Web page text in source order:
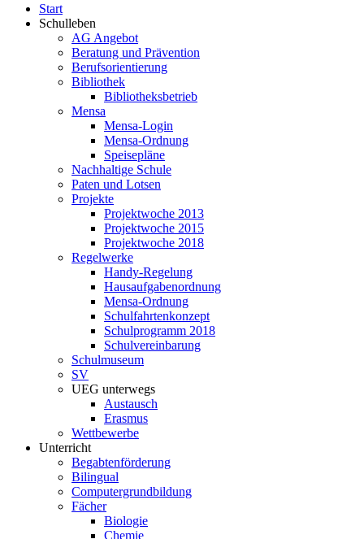
Start
Schulleben
AG Angebot
Beratung und Prävention
Berufsorientierung
Bibliothek
Bibliotheksbetrieb
Mensa
Mensa-Login
Mensa-Ordnung
Speisepläne
Nachhaltige Schule
Paten und Lotsen
Projekte
Projektwoche 2013
Projektwoche 2015
Projektwoche 2018
Regelwerke
Handy-Regelung
Hausaufgabenordnung
Mensa-Ordnung
Schulfahrtenkonzept
Schulprogramm 2018
Schulvereinbarung
Schulmuseum
SV
UEG unterwegs
Austausch
Erasmus
Wettbewerbe
Unterricht
Begabtenförderung
Bilingual
Computergrundbildung
Fächer
Biologie
Chemie